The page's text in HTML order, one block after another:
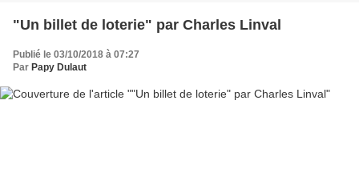
"Un billet de loterie" par Charles Linval
Publié le 03/10/2018 à 07:27
Par Papy Dulaut